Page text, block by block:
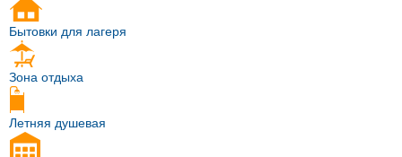
Бытовки для лагеря
Зона отдыха
Летняя душевая